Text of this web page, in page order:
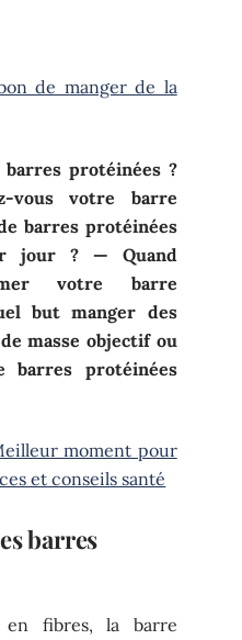
de manger de la
protéinées ?
vous votre barre
barres protéinées
jour ? — Quand
votre barre
but manger des
masse objectif ou
protéinées
moment pour
et conseils santé
barres
fibres, la barre